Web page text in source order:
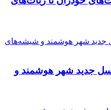
نسل جدید شهر هوشمند و